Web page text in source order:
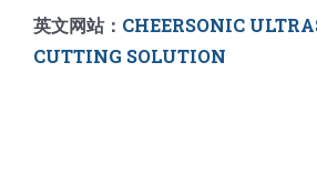
英文网站： CHEERSONIC
CUTTING SOLUTION